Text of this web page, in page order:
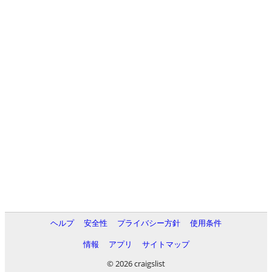
ヘルプ 安全性 プライバシー方針
使用条件
情報
アプリ
サイトマップ
© 2026 craigslist